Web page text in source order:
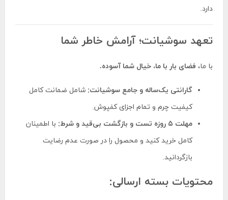
دارد.
تعهد سوشیانت؛ آرامش خاطر شما
با ما، فضای بار با ما، خیال شما آسوده.
گارانتی یک‌ساله و جامع سوشیانت: شامل ضمانت کامل
کیفیت چرم و تمام اجزای کفپوش.
مهلت ۵ روزه تست و بازگشت بی‌قید و شرط:
با اطمینان
کامل خرید کنید و محصول را در صورت عدم رضایت
بازگردانید.
محتویات بسته ارسالی: